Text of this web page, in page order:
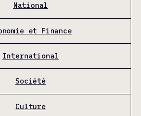
National
et Finance
International
Société
Culture